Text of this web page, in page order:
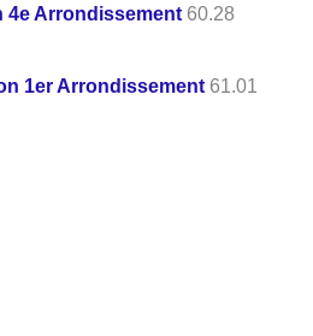
4e Arrondissement 60.28
1er Arrondissement 61.01